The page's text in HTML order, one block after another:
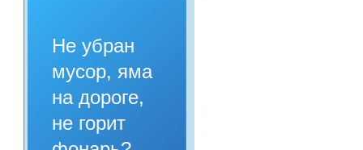
Не убран
мусор, яма
на дороге,
не горит